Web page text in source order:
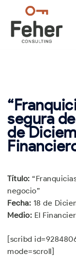
contenido
segura
de
Título:
negocio”
Fecha: 18 de
Medio: El
[scribd
mode=scroll]